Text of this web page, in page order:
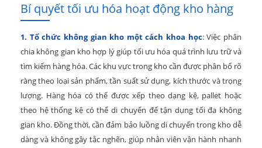
Bí quyết tối ưu hóa hoạt động kho hàng
1. Tổ chức không gian kho một cách khoa học: Việc phân
chia không gian kho hợp lý giúp tối ưu hóa quá trình lưu trữ và
tìm kiếm hàng hóa. Các khu vực trong kho cần được phân bổ rõ
ràng theo loại sản phẩm, tần suất sử dụng, kích thước và trọng
lượng. Hàng hóa có thể được xếp theo dạng kệ, pallet hoặc
theo hệ thống kệ có thể di chuyển để tận dụng tối đa không
gian kho. Đồng thời, cần đảm bảo luồng di chuyển trong kho dễ
dàng và không gây tắc nghẽn, giúp nhân viên vận hành nhanh